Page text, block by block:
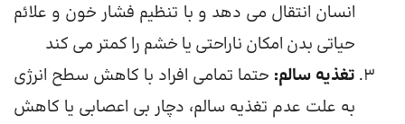
انسان انتقال می دهد و با تنظیم فشار خون و علائم
حیاتی بدن امکان ناراحتی یا خشم را کمتر می کند
تغذیه سالم: حتما تمامی افراد با کاهش سطح انرژی
به علت عدم تغذیه سالم، دچار بی اعصابی یا کاهش